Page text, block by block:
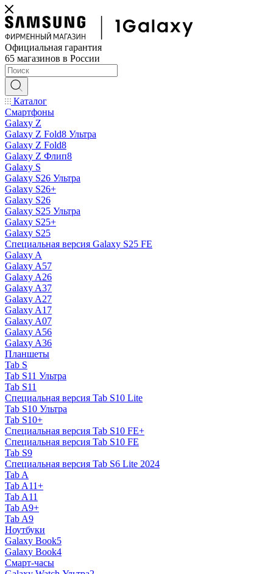
Официальная гарантия
65 магазинов в России
Каталог
Смартфоны
Galaxy Z
Galaxy Z Fold8 Ультра
Galaxy Z Fold8
Galaxy Z Флип8
Galaxy S
Galaxy S26 Ультра
Galaxy S26+
Galaxy S26
Galaxy S25 Ультра
Galaxy S25+
Galaxy S25
Специальная версия Galaxy S25 FE
Galaxy A
Galaxy A57
Galaxy A26
Galaxy A37
Galaxy A27
Galaxy A17
Galaxy A07
Galaxy A56
Galaxy A36
Планшеты
Tab S
Tab S11 Ультра
Tab S11
Специальная версия Tab S10 Lite
Tab S10 Ультра
Tab S10+
Специальная версия Tab S10 FE+
Специальная версия Tab S10 FE
Tab S9
Специальная версия Tab S6 Lite 2024
Tab A
Tab A11+
Tab A11
Tab A9+
Tab A9
Ноутбуки
Galaxy Book5
Galaxy Book4
Смарт-часы